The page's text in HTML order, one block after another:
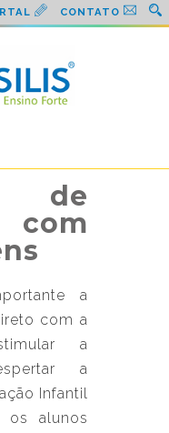
CONTATO
de
com
a
com a
a
a
Infantil
os alunos